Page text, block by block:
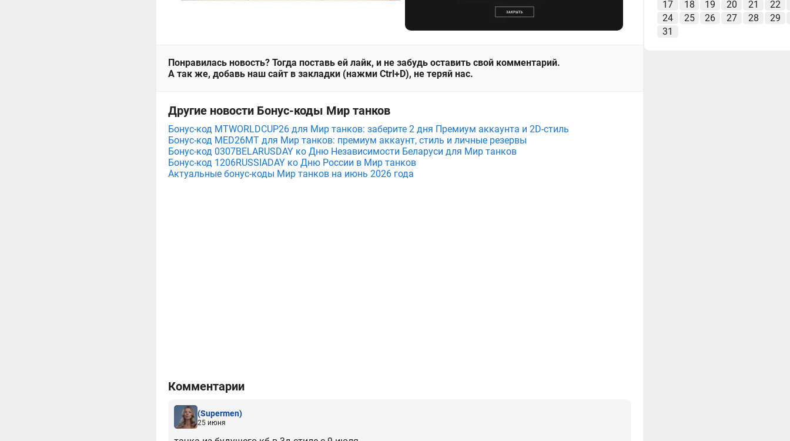
Понравилась новость? Тогда поставь ей лайк, и не забудь оставить свой комментарий.
А так же, добавь наш сайт в закладки (нажми Ctrl+D), не теряй нас.
Другие новости Бонус-коды Мир танков
Бонус-код MTWORLDCUP26 для Мир танков: заберите 2 дня Премиум аккаунта и 2D-стиль
Бонус-код MED26MT для Мир танков: премиум аккаунт, стиль и личные резервы
Бонус-код 0307BELARUSDAY ко Дню Независимости Беларуси для Мир танков
Бонус-код 1206RUSSIADAY ко Дню России в Мир танков
Актуальные бонус-коды Мир танков на июнь 2026 года
Комментарии
(Supermen)
25 июня
17
18 19 20 21
22
24
25 26 27 28
29
31